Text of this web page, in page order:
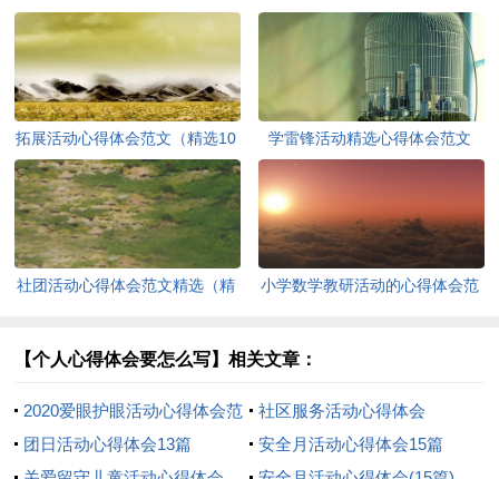
拓展活动心得体会范文（精选10
篇）
学雷锋活动精选心得体会范文
社团活动心得体会范文精选（精
小学数学教研活动的心得体会范
【个人心得体会要怎么写】相关文章：
2020爱眼护眼活动心得体会范
文（精选3篇）
社区服务活动心得体会
团日活动心得体会13篇
安全月活动心得体会15篇